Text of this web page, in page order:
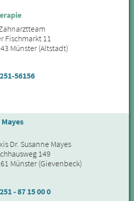
Fischmarkt 11
Münster (Altstadt)
56156
Dr. Susanne Mayes
149
Münster (Gievenbeck)
- 87 15 00 0